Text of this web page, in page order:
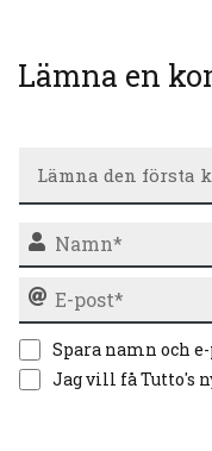
Lämna en
Spara namn och
Jag vill få Tutto's